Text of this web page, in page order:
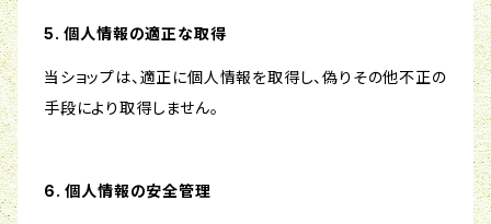
5. 個人情報の適正な取得
当ショップは、適正に個人情報を取得し、偽りその他不正の
手段により取得しません。
6. 個人情報の安全管理